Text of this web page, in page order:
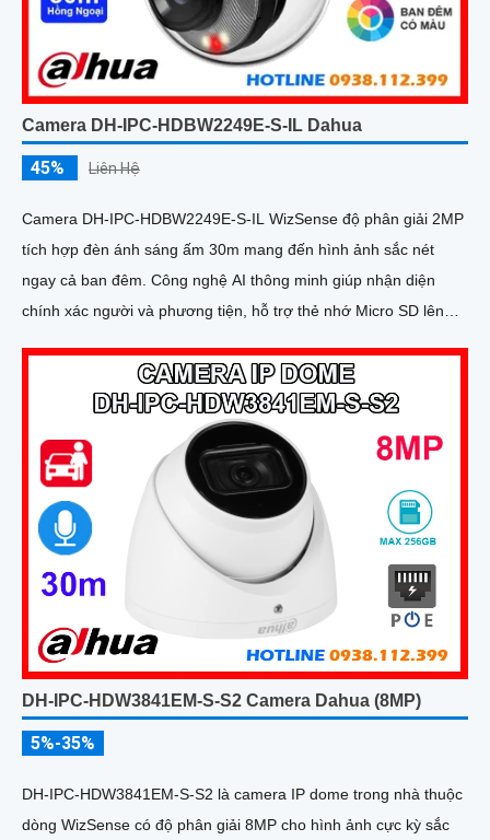
Camera DH-IPC-HDBW2249E-S-IL Dahua
45% Liên Hệ
Camera DH-IPC-HDBW2249E-S-IL WizSense độ phân giải 2MP
tích hợp đèn ánh sáng ấm 30m mang đến hình ảnh sắc nét
ngay cả ban đêm. Công nghệ AI thông minh giúp nhận diện
chính xác người và phương tiện, hỗ trợ thẻ nhớ Micro SD lên
DH-IPC-HDW3841EM-S-S2 Camera Dahua (8MP)
5%-35%
DH-IPC-HDW3841EM-S-S2 là camera IP dome trong nhà thuộc
dòng WizSense có độ phân giải 8MP cho hình ảnh cực kỳ sắc